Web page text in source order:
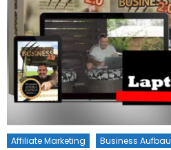
Affiliate Marketing Business Aufbau